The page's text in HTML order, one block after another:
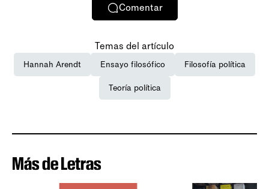
Comentar
Temas del artículo
Hannah Arendt Ensayo filosófico Filosofía política
Teoría política
Más de Letras